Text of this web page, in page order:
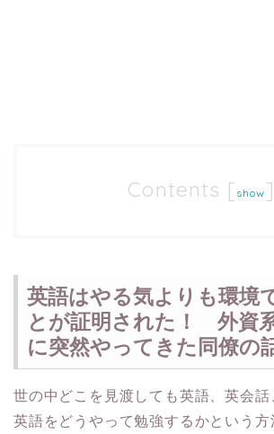
Contents [ show ]
英語はやる気よりも環境
とが証明された！ 外資
に突然やってきた同僚の
世の中どこを見渡しても英語、英会話
英語をどうやって勉強するかという方